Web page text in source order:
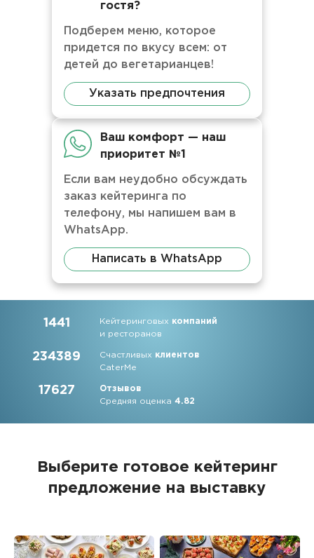
гостя?
Подберем меню, которое
придется по вкусу всем: от
детей до вегетарианцев!
Указать предпочтения
Ваш комфорт — наш
приоритет №1
Если вам неудобно обсуждать
заказ кейтеринга по
телефону, мы напишем вам в
WhatsApp.
Написать в WhatsApp
1441 Кейтеринговых компаний
и ресторанов
234389 Счастливых клиентов
CaterMe
17627
Отзывов
Средняя оценка4.82
Выберите готовое кейтеринг
предложение на выставку